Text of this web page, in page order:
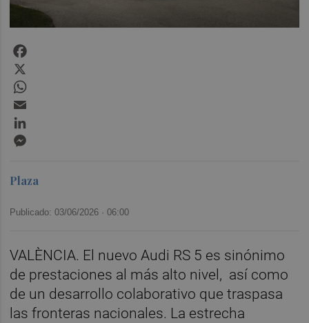
Plaza
Publicado: 03/06/2026 ·06:00
VALÈNCIA. El nuevo Audi RS 5 es sinónimo
de prestaciones al más alto nivel, así como
de un desarrollo colaborativo que traspasa
las fronteras nacionales. La estrecha